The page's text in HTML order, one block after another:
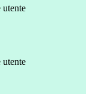
utente
utente